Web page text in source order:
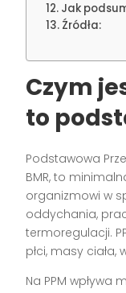
Jak
Źródła:
Czym
to
Podstawowa
BMR, to
organizmowi w
oddychania,
termoregulacji.
płci, masy
Na PPM wpływa